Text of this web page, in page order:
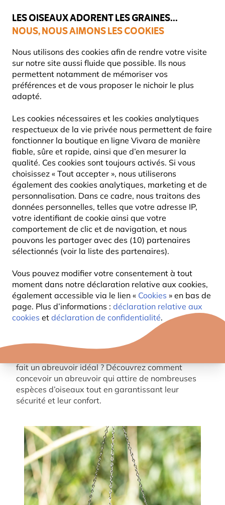
LES OISEAUX ADORENT LES GRAINES...
NOUS, NOUS AIMONS LES COOKIES
Nous utilisons des cookies afin de rendre votre visite
sur notre site aussi fluide que possible. Ils nous
permettent notamment de mémoriser vos
préférences et de vous proposer le nichoir le plus
adapté.
Les cookies nécessaires et les cookies analytiques
respectueux de la vie privée nous permettent de faire
fonctionner la boutique en ligne Vivara de manière
fiable, sûre et rapide, ainsi que d’en mesurer la
qualité. Ces cookies sont toujours activés. Si vous
choisissez « Tout accepter », nous utiliserons
également des cookies analytiques, marketing et de
personnalisation. Dans ce cadre, nous traitons des
données personnelles, telles que votre adresse IP,
votre identifiant de cookie ainsi que votre
comportement de clic et de navigation, et nous
pouvons les partager avec des (10) partenaires
sélectionnés (voir la liste des partenaires).
Vous pouvez modifier votre consentement à tout
moment dans notre déclaration relative aux cookies,
également accessible via le lien « Cookies » en bas de
page. Plus d’informations : déclaration relative aux
cookies et déclaration de confidentialité.
catégories.
Très bien noté dans 11 pays
Livraison express gratuite dès 59 €
Blog Information L’abreuvoir parfait pour les
L’ABREUVOIR PARFAIT POUR
LES OISEAUX
Vivara
Content
Team
23
Juillet
2025
INFORMATION
CONSEILS & ASTUCES
JARDIN
OISEAUX
Un abreuvoir est un élément essentiel pour tout
jardin accueillant les oiseaux. Il leur offre de l’eau
fraîche pour boire et se baigner, tout en soutenant
la faune locale – particulièrement pendant les étés
fait un abreuvoir idéal ? Découvrez comment
concevoir un abreuvoir qui attire de nombreuses
espèces d’oiseaux tout en garantissant leur
sécurité et leur confort.